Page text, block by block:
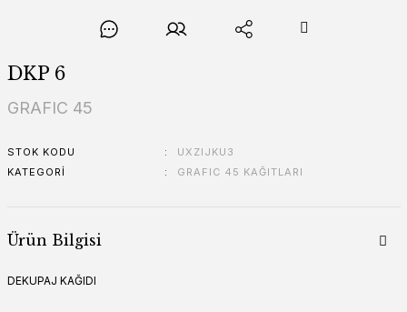
DKP 6
GRAFIC 45
STOK KODU
UXZIJKU3
KATEGORI
GRAFIC 45 KAĞITLARI
Ürün Bilgisi
DEKUPAJ KAĞIDI